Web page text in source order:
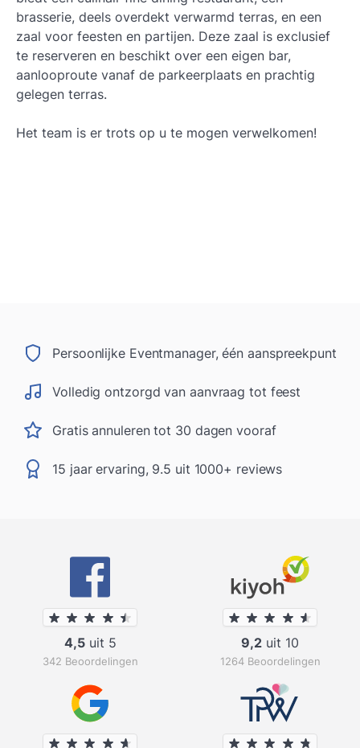
brasserie, deels overdekt verwarmd terras, en een
zaal voor feesten en partijen. Deze zaal is exclusief
te reserveren en beschikt over een eigen bar,
aanlooproute vanaf de parkeerplaats en prachtig
gelegen terras.
Het team is er trots op u te mogen verwelkomen!
Persoonlijke Eventmanager, één aanspreekpunt
Volledig ontzorgd van aanvraag tot feest
Gratis annuleren tot 30 dagen vooraf
15 jaar ervaring, 9.5 uit 1000+ reviews
4,5uit 5
342 Beoordelingen
9,2 uit 10
1264 Beoordelingen